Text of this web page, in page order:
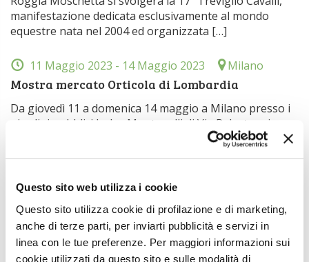
Questo sito web utilizza i cookie
Questo sito utilizza cookie di profilazione e di marketing,
anche di terze parti, per inviarti pubblicità e servizi in
linea con le tue preferenze. Per maggiori informazioni sui
cookie utilizzati da questo sito e sulle modalità di
manifestazione dedicata esclusivamente al mondo
equestre nata nel 2004 ed organizzata […]
11 Maggio 2023 - 14 Maggio 2023 Milano
Mostra mercato Orticola di Lombardia
Da giovedì 11 a domenica 14 maggio a Milano presso i
giardini pubblici Indro Montanelli di Via Palestro si
terrà la Mostra mercato Orticola di Lombardia
Milano con lo scopo di far conoscere la produzione
11 Maggio 2023 Filo Argenta (Ferrara), webinair
Il valore delle produzioni italiane